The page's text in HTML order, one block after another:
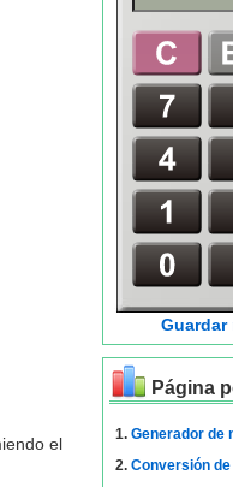
el
Guardar
Página
1. Generador de
2. Conversión